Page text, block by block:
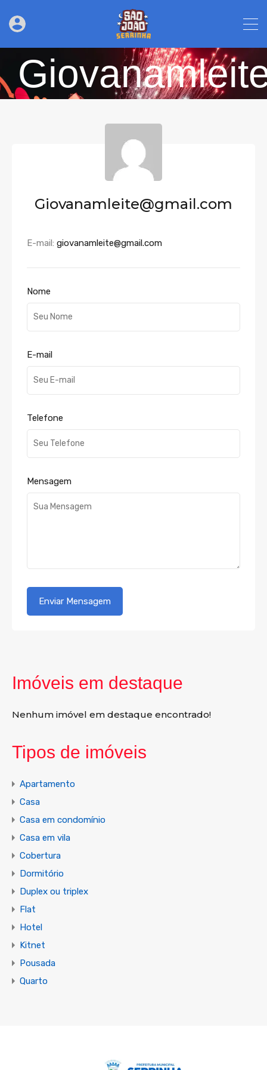
Giovanamleite@gmail.com
E-mail: giovanamleite@gmail.com
Nome
E-mail
Telefone
Mensagem
Imóveis em destaque
Nenhum imóvel em destaque encontrado!
Tipos de imóveis
Apartamento
Casa
Casa em condomínio
Casa em vila
Cobertura
Dormitório
Duplex ou triplex
Flat
Hotel
Kitnet
Pousada
Quarto